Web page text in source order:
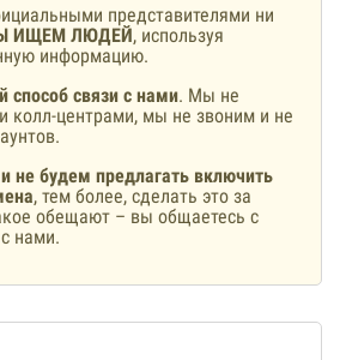
представителями ни
ИЩЕМ ЛЮДЕЙ, используя
информацию.
способ связи с нами. Мы не
колл-центрами, мы не звоним и не
не будем предлагать включить
, тем более, сделать это за
обещают – вы общаетесь с
нами.